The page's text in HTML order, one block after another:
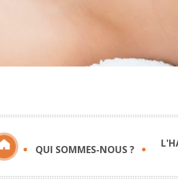
QUI SOMMES-NOUS ?